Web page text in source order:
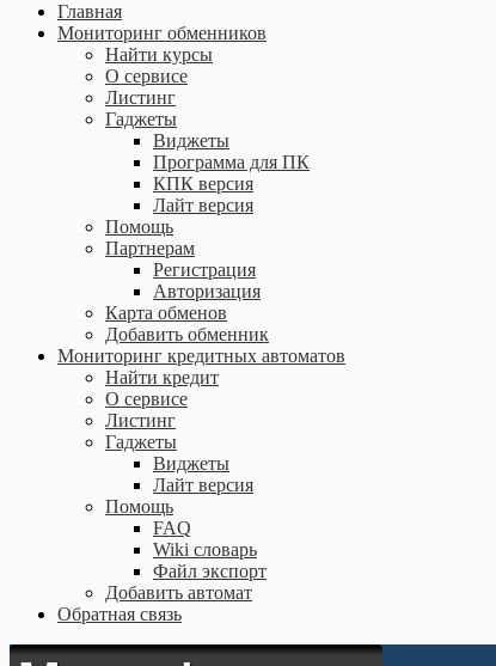
Главная
Мониторинг обменников
Найти курсы
О сервисе
Листинг
Гаджеты
Виджеты
Программа для ПК
КПК версия
Лайт версия
Помощь
Партнерам
Регистрация
Авторизация
Карта обменов
Добавить обменник
Мониторинг кредитных автоматов
Найти кредит
О сервисе
Листинг
Гаджеты
Виджеты
Лайт версия
Помощь
FAQ
Wiki словарь
Файл экспорт
Добавить автомат
Обратная связь